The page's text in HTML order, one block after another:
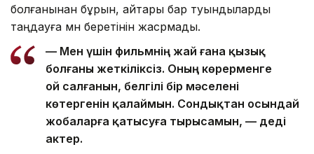
болғанынан бұрын, айтары бар туындыларды
таңдауға мән беретінін жасрмады.
— Мен үшін фильмнің жай ғана қызық
болғаны жеткіліксіз. Оның көрерменге
ой салғанын, белгілі бір мәселені
көтергенін қалаймын. Сондықтан осындай
жобаларға қатысуға тырысамын, — деді
актер.